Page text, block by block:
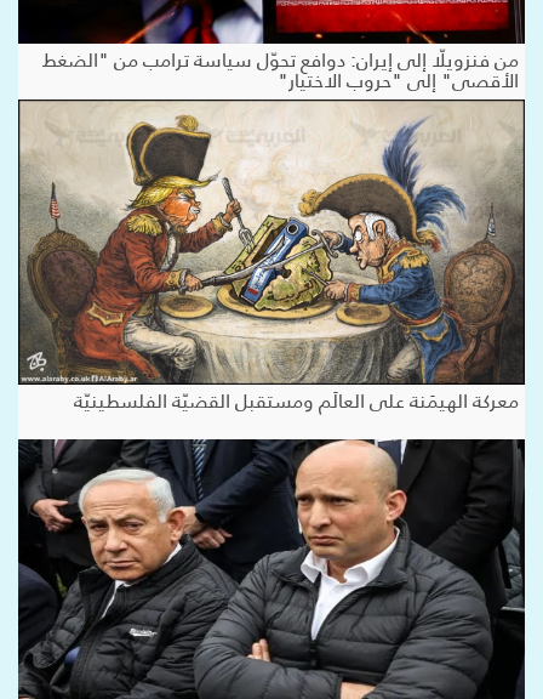
من فنزويلّا إلى إيران: دوافع تحوّل سياسة ترامب من "الضغط
الأقصى" إلى "حروب الاختيار"
معركة الهيمَنة على العالَم ومستقبل القضيّة الفلسطينيّة